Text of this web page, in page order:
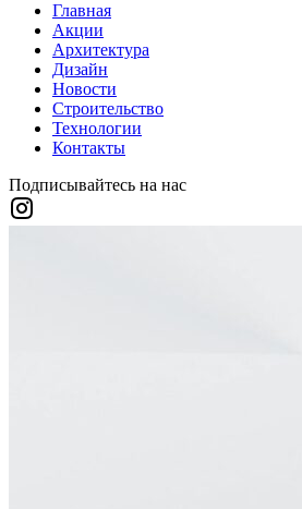
Главная
Акции
Архитектура
Дизайн
Новости
Строительство
Технологии
Контакты
Подписывайтесь на нас